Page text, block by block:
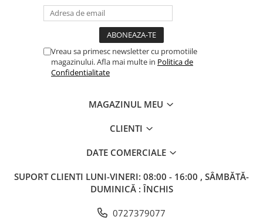
Vreau sa primesc newsletter cu promotiile
magazinului. Afla mai multe in Politica de
Confidentialitate
MAGAZINUL MEU
CLIENTI
DATE COMERCIALE
SUPORT CLIENTI LUNI-VINERI: 08:00 - 16:00 , SÂMBĂTĂ-
DUMINICĂ : ÎNCHIS
0727379077